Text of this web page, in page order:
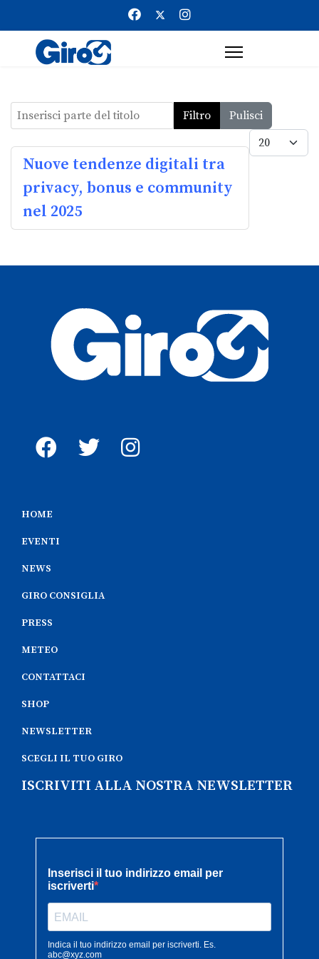
Inserisci parte del titolo Filtro Pulisci
Nuove tendenze digitali tra
privacy, bonus e community
nel 2025
HOME
EVENTI
NEWS
GIRO CONSIGLIA
PRESS
METEO
CONTATTACI
SHOP
NEWSLETTER
SCEGLI IL TUO GIRO
ISCRIVITI ALLA NOSTRA NEWSLETTER